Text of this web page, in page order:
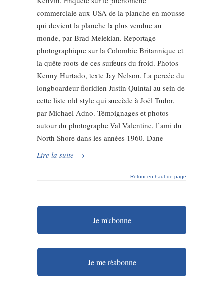
commerciale aux USA de la planche en mousse
qui devient la planche la plus vendue au
monde, par Brad Melekian. Reportage
photographique sur la Colombie Britannique et
la quête roots de ces surfeurs du froid. Photos
Kenny Hurtado, texte Jay Nelson. La percée du
longboardeur floridien Justin Quintal au sein de
cette liste old style qui succède à Joël Tudor,
par Michael Adno. Témoignages et photos
autour du photographe Val Valentine, l’ami du
North Shore dans les années 1960. Dane
Lire la suite →
Retour en haut de page
Je m'abonne
Je me réabonne